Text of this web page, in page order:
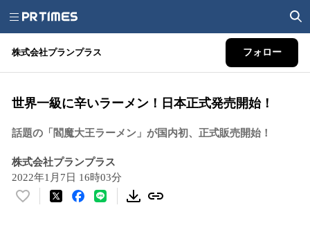
株式会社プランプラス フォロー
世界一級に辛いラーメン！日本正式発売開始！
話題の「閻魔大王ラーメン」が国内初、正式販売開始！
株式会社プランプラス
2022年1月7日 16時03分
い